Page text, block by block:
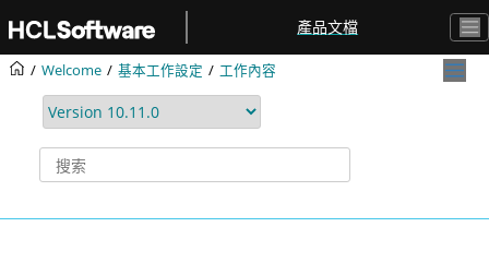
產品文檔
Welcome 基本工作設定 工作內容